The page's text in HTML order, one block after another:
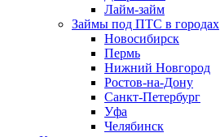
Лайм-займ
Займы под ПТС в городах
Новосибирск
Пермь
Нижний Новгород
Ростов-на-Дону
Санкт-Петербург
Уфа
Челябинск